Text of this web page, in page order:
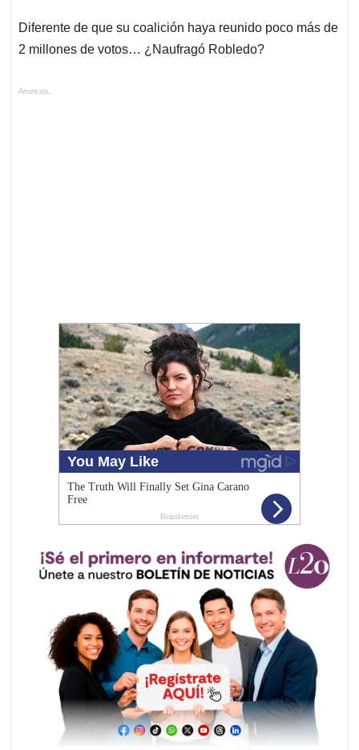
Diferente de que su coalición haya reunido poco más de
2 millones de votos… ¿Naufragó Robledo?
Anuncios.